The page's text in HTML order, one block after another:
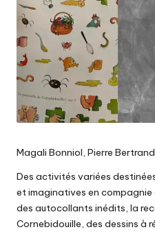
Magali Bonniol, Pierre
Des activités variées
et imaginatives en compagnie
des autocollants inédits, la
Cornebidouille, des dessins à